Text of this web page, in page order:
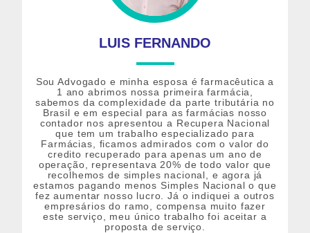
LUIS FERNANDO
Sou Advogado e minha esposa é farmacêutica a
1 ano abrimos nossa primeira farmácia,
sabemos da complexidade da parte tributária no
Brasil e em especial para as farmácias nosso
contador nos apresentou a Recupera Nacional
que tem um trabalho especializado para
Farmácias, ficamos admirados com o valor do
credito recuperado para apenas um ano de
operação, representava 20% de todo valor que
recolhemos de simples nacional, e agora já
estamos pagando menos Simples Nacional o que
fez aumentar nosso lucro. Já o indiquei a outros
empresários do ramo, compensa muito fazer
este serviço, meu único trabalho foi aceitar a
proposta de serviço.